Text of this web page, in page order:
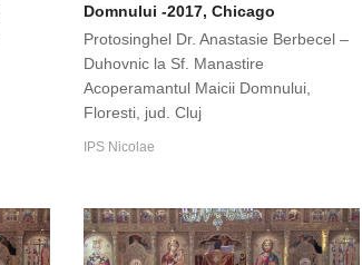
Domnului -2017, Chicago
Protosinghel Dr. Anastasie Berbecel –
Duhovnic la Sf. Manastire
Acoperamantul Maicii Domnului,
Floresti, jud. Cluj
IPS Nicolae